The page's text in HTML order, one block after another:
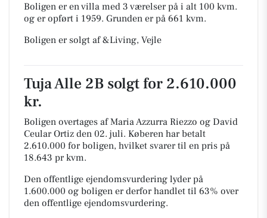
Boligen er en villa med 3 værelser på i alt 100 kvm.
og er opført i 1959. Grunden er på 661 kvm.
Boligen er solgt af &Living, Vejle
Tuja Alle 2B solgt for 2.610.000
kr.
Boligen overtages af Maria Azzurra Riezzo og David
Ceular Ortiz den 02. juli. Køberen har betalt
2.610.000 for boligen, hvilket svarer til en pris på
18.643 pr kvm.
Den offentlige ejendomsvurdering lyder på
1.600.000 og boligen er derfor handlet til 63% over
den offentlige ejendomsvurdering.